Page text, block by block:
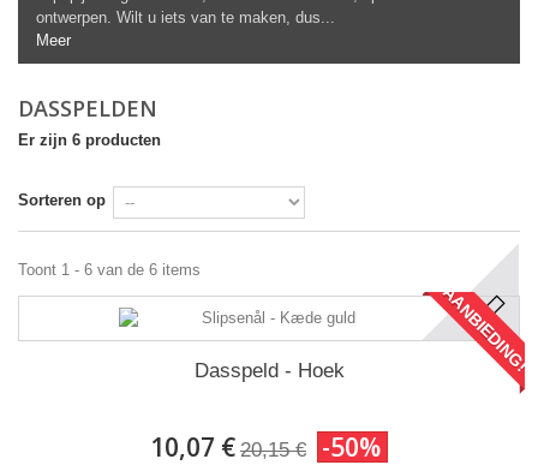
ontwerpen. Wilt u iets van te maken, dus...
Meer
DASSPELDEN
Er zijn 6 producten
Sorteren op
Toont 1 - 6 van de 6 items
AANBIEDING!
Dasspeld - Hoek
10,07 € 20,15 € -50%